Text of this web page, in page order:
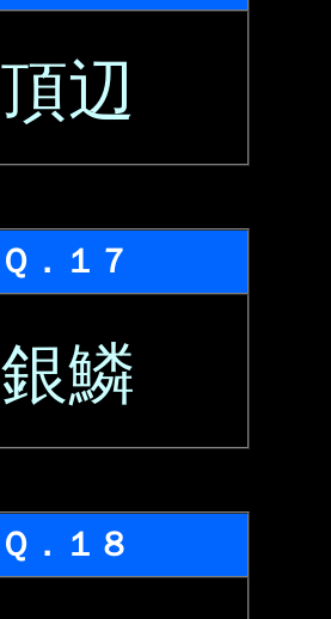
頂辺
Ｑ．１７
銀鱗
Ｑ．１８